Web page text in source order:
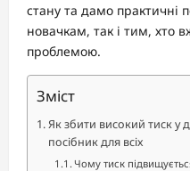
стану та дамо практичні
новачкам, так і тим, хто
проблемою.
Зміст
Як збити високий тиск у
посібник для всіх
Чому тиск